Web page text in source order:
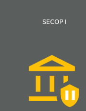
SECOP I